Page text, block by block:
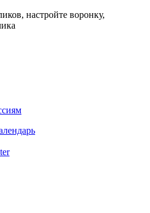
настройте воронку,